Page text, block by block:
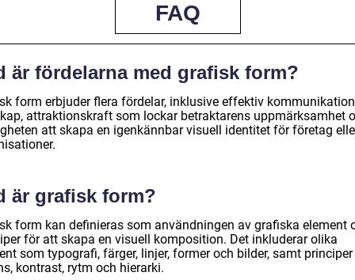
FAQ
är fördelarna med grafisk form?
form erbjuder flera fördelar, inklusive effektiv
attraktionskraft som lockar betraktarens uppmärksamhet
att skapa en igenkännbar visuell identitet för företag
är grafisk form?
form kan definieras som användningen av grafiska element
för att skapa en visuell komposition. Det inkluderar olika
som typografi, färger, linjer, former och bilder, samt
kontrast, rytm och hierarki.